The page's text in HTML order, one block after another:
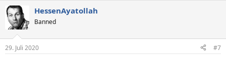
HDD / SSD: …
6. Wie viel Geld bist du bereit auszugeben?
…
HessenAyatollah
Banned
29. Juli 2020 #7